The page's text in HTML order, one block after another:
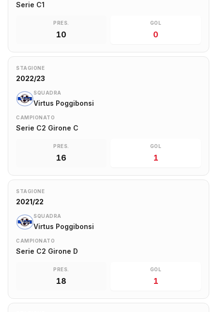
Serie C1
PRES.
10
GOL
0
STAGIONE
2022/23
SQUADRA
Virtus Poggibonsi
CAMPIONATO
Serie C2 Girone C
PRES.
16
GOL
1
STAGIONE
2021/22
SQUADRA
Virtus Poggibonsi
CAMPIONATO
Serie C2 Girone D
PRES.
18
GOL
1